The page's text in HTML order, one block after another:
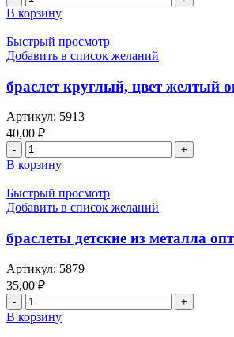
В корзину
Быстрый просмотр
Добавить в список желаний
браслет круглый, цвет желтый
Артикул: 5913
40,00 ₽
В корзину
Быстрый просмотр
Добавить в список желаний
браслеты детские из металла
Артикул: 5879
35,00 ₽
В корзину